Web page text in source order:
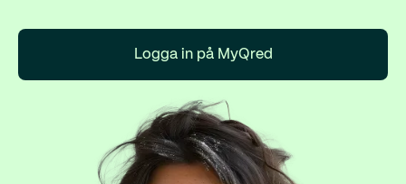
Logga in på MyQred